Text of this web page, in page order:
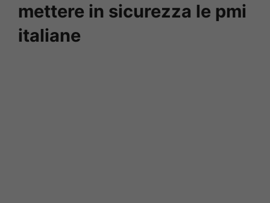
mettere in sicurezza le pmi
italiane